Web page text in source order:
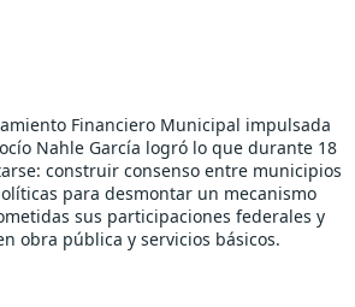
Financiero Municipal impulsada
Nahle García logró lo que durante 18
construir consenso entre municipios
para desmontar un mecanismo
sus participaciones federales y
obra pública y servicios básicos.